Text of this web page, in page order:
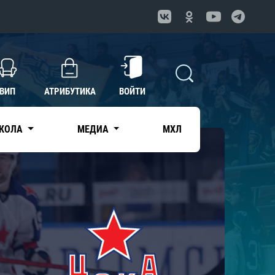
ВИП АТРИБУТИКА ВОЙТИ
МЕДИА МХЛ